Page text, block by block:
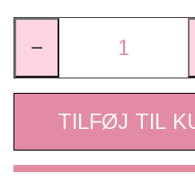
−
TILFØJ TIL